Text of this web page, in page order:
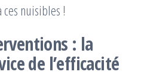
ces nuisibles !
: la
de l’efficacité